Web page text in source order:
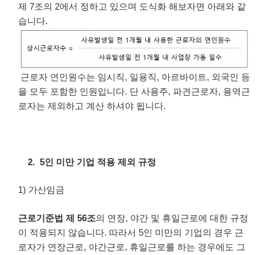
제 7조의 2에서 정하고 있으며 도식화 해보자면 아래와 같
습니다.
근로자 연인원수는 임시직, 일용직, 아르바이트, 외국인 등
을 모두 포함한 인원입니다. 단 사용주, 파견근로자, 용역근
로자는 제외하고 계산 하셔야 됩니다.
2. 5인 미만 기업 적용 제외 규정
1) 가산임금
근로기준법 제 56조의 연장, 야간 및 휴일근로에 대한 규정
이 적용되지 않습니다. 따라서 5인 미만의 기업의 경우 근
로자가 연장근로, 야간근로, 휴일근로를 하는 경우에도 그